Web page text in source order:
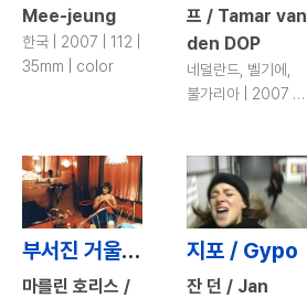
Mee-jeung
한국 | 2007 | 112 |
35mm | color
프 / Tamar van
den DOP
네덜란드, 벨기에,
불가리아 | 2007 |
부서진 거울 / Broken Mirrors
마를린 호리스 /
지포 / Gypo
잔 던 / Jan